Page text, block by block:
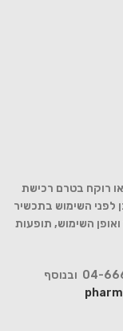
רוקח בטרם רכישת
לפני השימוש בתכשיר
השימוש, תופעות
להתייעצות עם רוקח פנה למספר טלפון.04-6669192 ובנוסף